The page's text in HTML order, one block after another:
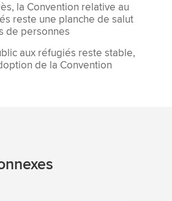
la Convention relative au
reste une planche de salut
de personnes
aux réfugiés reste stable,
de la Convention